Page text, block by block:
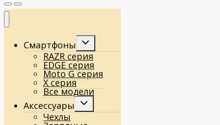
Смартфоны
Переключить
меню
RAZR серия
EDGE серия
Moto G серия
X серия
Все модели
Аксессуары
Переключить
дочернее
Чехлы